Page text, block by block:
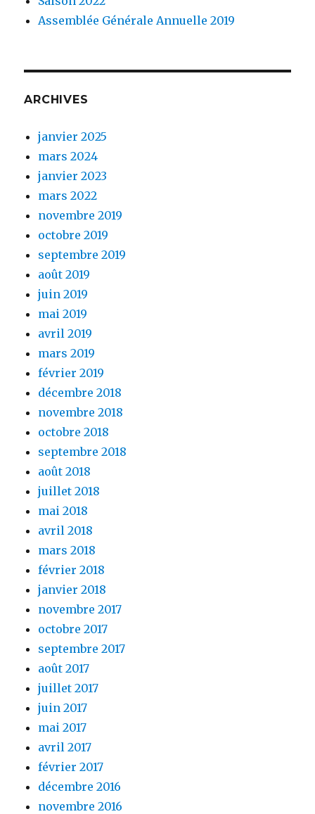
Assemblée Générale Annuelle 2019
ARCHIVES
janvier 2025
mars 2024
janvier 2023
mars 2022
novembre 2019
octobre 2019
septembre 2019
août 2019
juin 2019
mai 2019
avril 2019
mars 2019
février 2019
décembre 2018
novembre 2018
octobre 2018
septembre 2018
août 2018
juillet 2018
mai 2018
avril 2018
mars 2018
février 2018
janvier 2018
novembre 2017
octobre 2017
septembre 2017
août 2017
juillet 2017
juin 2017
mai 2017
avril 2017
février 2017
décembre 2016
novembre 2016